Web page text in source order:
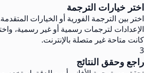
اختر خيارات الترجمة
اختر بين الترجمة الفورية أو الخيارات
الإعدادات لترجمات رسمية أو غير رسمية،
كانت متاحة غير متصلة بالإنترنت.
3
راجع وحقق النتائج